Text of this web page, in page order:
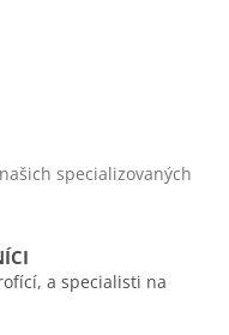
specializovaných
a specialisti na